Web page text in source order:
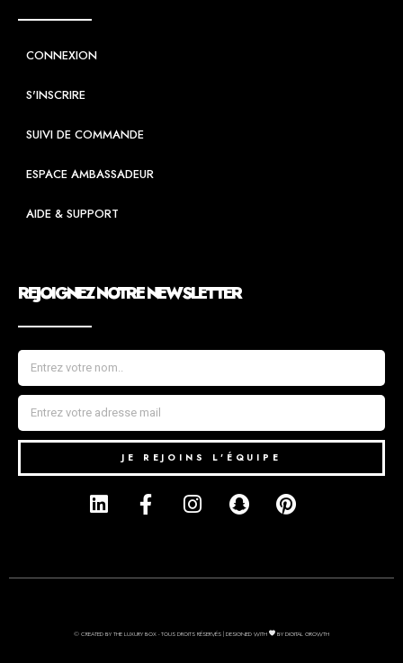
CONNEXION
S'INSCRIRE
SUIVI DE COMMANDE
ESPACE AMBASSADEUR
AIDE & SUPPORT
REJOIGNEZ NOTRE NEWSLETTER
JE REJOINS L'ÉQUIPE
© CREATED BY THE LUXURY BOX - TOUS DROITS RÉSERVÉS | DESIGNED WITH BY DIGITAL GROWTH